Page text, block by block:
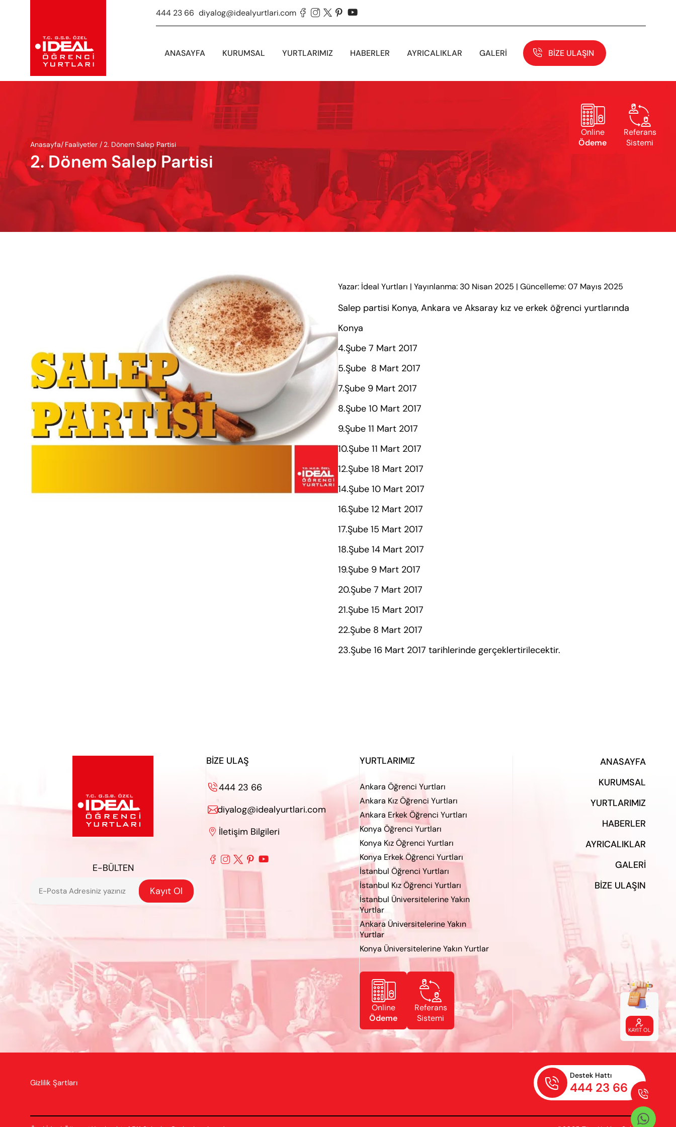
444 23 66 diyalog@idealyurtlari.com     
ANASAYFA KURUMSAL YURTLARIMIZ HABERLER AYRICALIKLAR GALERI BIZE ULAŞIN
Anasayfa/ Faaliyetler / 2. Dönem Salep Partisi
2. Dönem Salep Partisi

Online
Ödeme

Referans
Sistemi

KAYIT OL
Yazar: İdeal Yurtları | Yayınlanma: 30 Nisan 2025 | Güncelleme: 07 Mayıs 2025
Salep partisi Konya, Ankara ve Aksaray kız ve erkek öğrenci yurtlarında
Konya
4.Şube 7 Mart 2017
5.Şube 8 Mart 2017
7.Şube 9 Mart 2017
8.Şube 10 Mart 2017
9.Şube 11 Mart 2017
10.Şube 11 Mart 2017
12.Şube 18 Mart 2017
14.Şube 10 Mart 2017
16.Şube 12 Mart 2017
17.Şube 15 Mart 2017
18.Şube 14 Mart 2017
19.Şube 9 Mart 2017
20.Şube 7 Mart 2017
21.Şube 15 Mart 2017
22.Şube 8 Mart 2017
23.Şube 16 Mart 2017 tarihlerinde gerçeklertirilecektir.
E-BÜLTEN
Kayıt Ol
BIZE ULAŞ
444 23 66
diyalog@idealyurtlari.com
 İletişim Bilgileri
    
YURTLARIMIZ
Ankara Öğrenci Yurtları
Ankara Kız Öğrenci Yurtları
Ankara Erkek Öğrenci Yurtları
Konya Öğrenci Yurtları
Konya Kız Öğrenci Yurtları
Konya Erkek Öğrenci Yurtları
İstanbul Öğrenci Yurtları
İstanbul Kız Öğrenci Yurtları
İstanbul Üniversitelerine Yakın
Yurtlar
Ankara Üniversitelerine Yakın
Yurtlar
Konya Üniversitelerine Yakın Yurtlar

Online
Ödeme

Referans
Sistemi
ANASAYFA
KURUMSAL
YURTLARIMIZ
HABERLER
AYRICALIKLAR
GALERI
BIZE ULAŞIN
Gizlilik Şartları 
Destek Hattı
444 23 66 
